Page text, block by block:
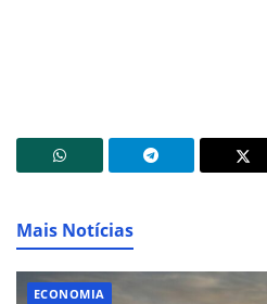
Mais Notícias
ECONOMIA